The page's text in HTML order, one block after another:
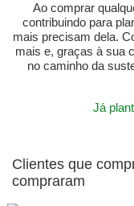
Ao comprar
contribuindo para
mais precisam dela.
mais e, graças à sua
no caminho da
Já
Clientes que
compraram